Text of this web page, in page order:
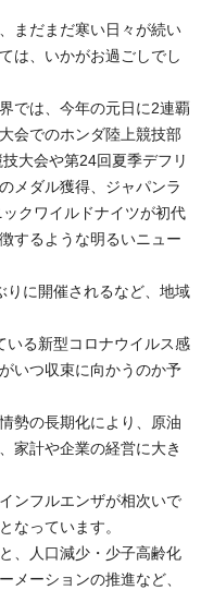
まだまだ寒い日々が続い
は、いかがお過ごしでし
では、今年の元日に2連覇
会でのホンダ陸上競技部
大会や第24回夏季デフリ
メダル獲得、ジャパンラ
クワイルドナイツが初代
するような明るいニュー
に開催されるなど、地域
る新型コロナウイルス感
いつ収束に向かうのか予
勢の長期化により、原油
家計や企業の経営に大き
ンフルエンザが相次いで
なっています。
、人口減少・少子高齢化
メーションの推進など、